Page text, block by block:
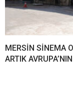
MERSİN SİNEMA
ARTIK